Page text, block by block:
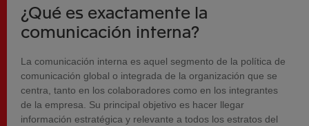
¿Qué es exactamente la
comunicación interna?
La comunicación interna es aquel segmento de la política de
comunicación global o integrada de la organización que se
centra, tanto en los colaboradores como en los integrantes
de la empresa. Su principal objetivo es hacer llegar
información estratégica y relevante a todos los estratos del